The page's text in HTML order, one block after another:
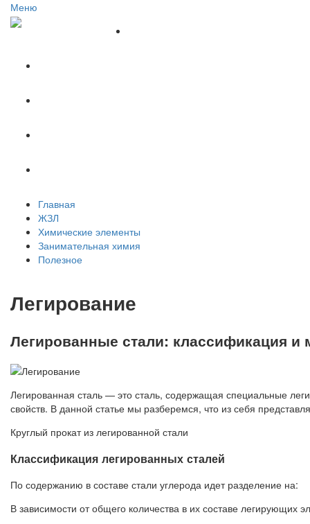
Меню
Главная
ЖЗЛ
Химические элементы
Занимательная химия
Полезное
Легирование
Легированные стали: классификация и
Легированная сталь — это сталь, содержащая специальные
свойств. В данной статье мы разберемся, что из себя
Круглый прокат из легированной стали
Классификация легированных сталей
По содержанию в составе стали углерода идет разделение на:
В зависимости от общего количества в их составе легирующих